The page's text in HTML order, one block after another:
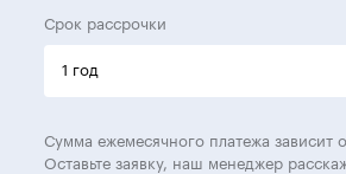
Срок рассрочки
Сумма ежемесячного платежа зависит
Оставьте заявку, наш менеджер